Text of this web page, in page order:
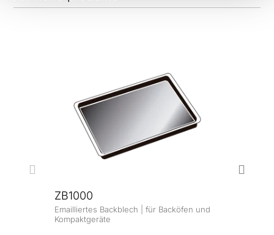
ZB1000
Emailliertes Backblech | für Backöfen und
Kompaktgeräte